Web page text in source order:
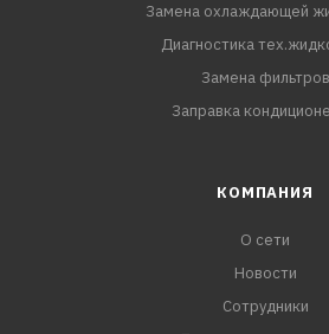
Замена охлаждающей
Диагностика
Замена фильтров
Заправка
КОМПАНИЯ
О сети
Новости
Сотрудники